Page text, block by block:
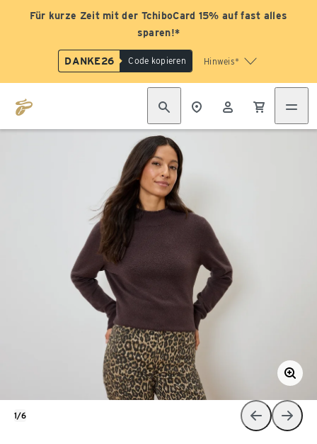
Für kurze Zeit mit der TchiboCard 15% auf fast alles
sparen!*
DANKE26 Code kopieren Hinweis*
1/6